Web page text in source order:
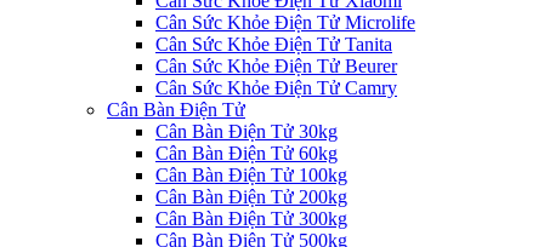
Cân Sức Khỏe Điện Tử Microlife
Cân Sức Khỏe Điện Tử Tanita
Cân Sức Khỏe Điện Tử Beurer
Cân Sức Khỏe Điện Tử Camry
Cân Bàn Điện Tử
Cân Bàn Điện Tử 30kg
Cân Bàn Điện Tử 60kg
Cân Bàn Điện Tử 100kg
Cân Bàn Điện Tử 200kg
Cân Bàn Điện Tử 300kg
Cân Bàn Điện Tử 500kg